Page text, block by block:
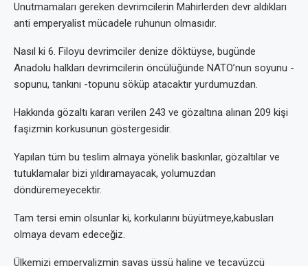
Unutmamaları gereken devrimcilerin Mahirlerden devr aldıkları
anti emperyalist mücadele ruhunun olmasıdır.
Nasıl ki 6. Filoyu devrimciler denize döktüyse, bugünde
Anadolu halkları devrimcilerin öncülüğünde NATO’nun soyunu -
sopunu, tankını -topunu söküp atacaktır yurdumuzdan.
Hakkında gözaltı kararı verilen 243 ve gözaltına alınan 209 kişi
faşizmin korkusunun göstergesidir.
Yapılan tüm bu teslim almaya yönelik baskınlar, gözaltılar ve
tutuklamalar bizi yıldıramayacak, yolumuzdan
döndüremeyecektir.
Tam tersi emin olsunlar ki, korkularını büyütmeye,kabusları
olmaya devam edeceğiz.
Ülkemizi emperyalizmin savaş üssü haline ve tecavüzcü